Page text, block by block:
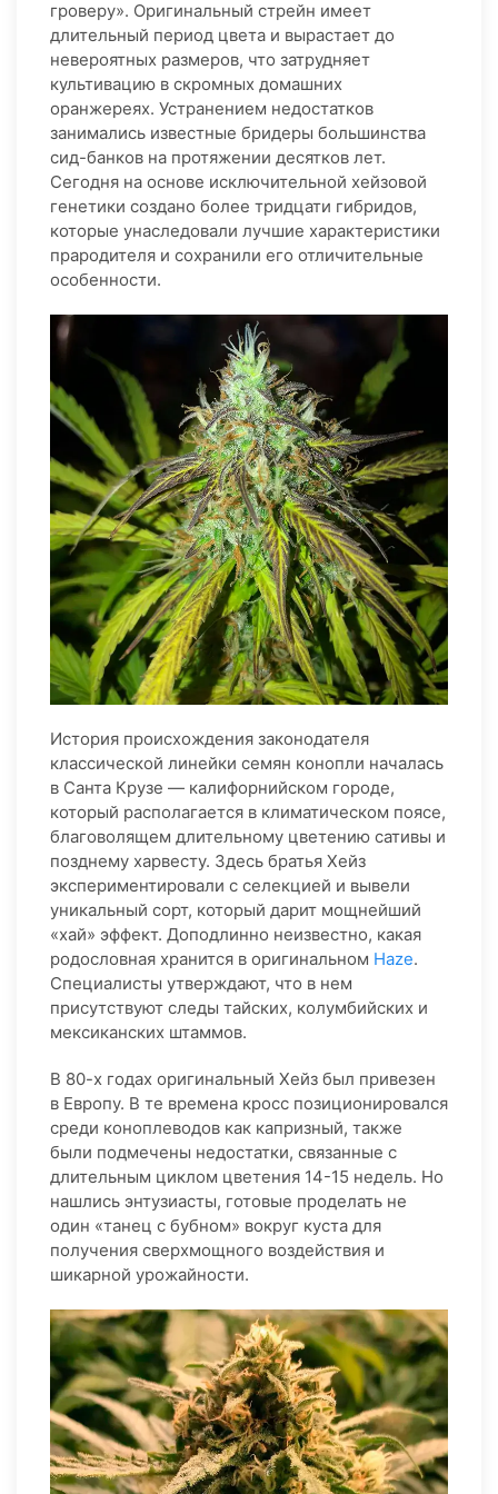
гроверу». Оригинальный стрейн имеет
длительный период цвета и вырастает до
невероятных размеров, что затрудняет
культивацию в скромных домашних
оранжереях. Устранением недостатков
занимались известные бридеры большинства
сид-банков на протяжении десятков лет.
Сегодня на основе исключительной хейзовой
генетики создано более тридцати гибридов,
которые унаследовали лучшие характеристики
прародителя и сохранили его отличительные
особенности.
История происхождения законодателя
классической линейки семян конопли началась
в Санта Крузе — калифорнийском городе,
который располагается в климатическом поясе,
благоволящем длительному цветению сативы и
позднему харвесту. Здесь братья Хейз
экспериментировали с селекцией и вывели
уникальный сорт, который дарит мощнейший
«хай» эффект. Доподлинно неизвестно, какая
родословная хранится в оригинальном Haze.
Специалисты утверждают, что в нем
присутствуют следы тайских, колумбийских и
мексиканских штаммов.
В 80-х годах оригинальный Хейз был привезен
в Европу. В те времена кросс позиционировался
среди коноплеводов как капризный, также
были подмечены недостатки, связанные с
длительным циклом цветения 14-15 недель. Но
нашлись энтузиасты, готовые проделать не
один «танец с бубном» вокруг куста для
получения сверхмощного воздействия и
шикарной урожайности.